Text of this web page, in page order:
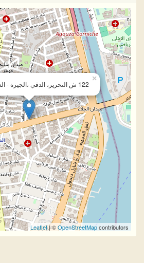
122 ش التحرير، الدقي ،الجيزة - الدقى - الجيزة
×
Leaflet| ©OpenStreetMapcontributors